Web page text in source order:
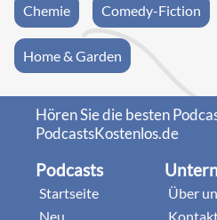
Chemie Comedy-Fiction
Home & Garden
Hören Sie die besten
PodcastsKostenlos.de
Podcasts
Startseite
Neu
Über